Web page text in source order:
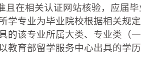
在相关认证网站核验，应届毕
学专业为毕业院校根据相关规
的该专业所属大类、专业类（
教育部留学服务中心出具的学